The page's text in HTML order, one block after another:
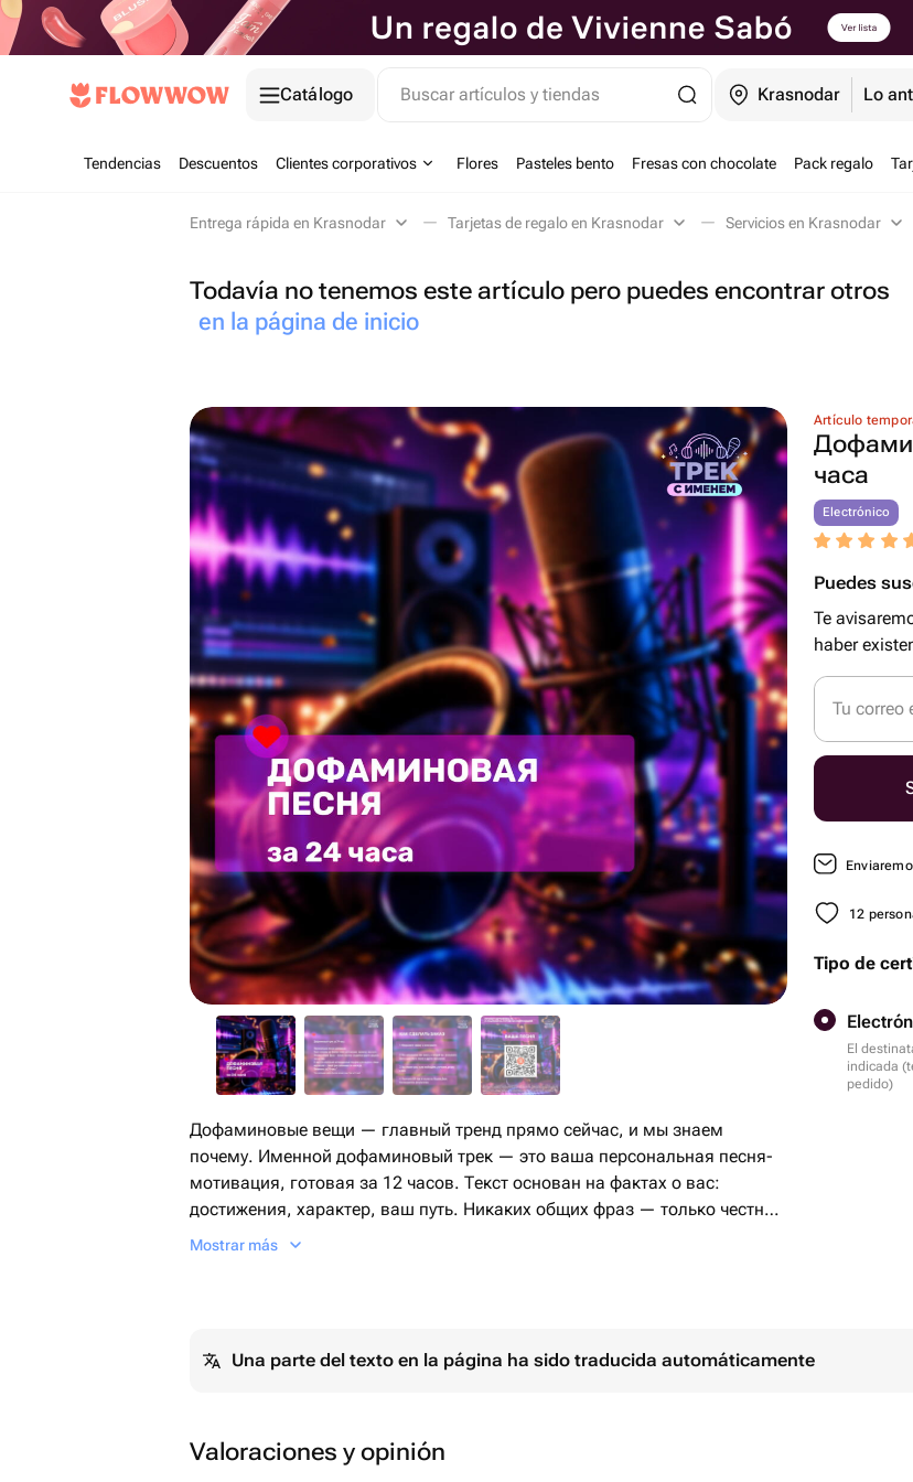
Catálogo Buscar artículos y tiendas Krasnodar Lo
Tendencias Descuentos Clientes corporativos Flores Pasteles bento Fresas con chocolate Pack regalo
Entrega rápida en Krasnodar Tarjetas de regalo en Krasnodar Servicios en Krasnodar
Todavía no tenemos este artículo pero puedes encontrar otros
en la página de inicio
Artículo
часа
Electrónico
Puedes
Te
haber
Tu correo
12
Tipo de
El
indicada
pedido)
Дофаминовые вещи — главный тренд прямо сейчас, и мы знаем
почему. Именной дофаминовый трек — это ваша персональная песня-
мотивация, готовая за 12 часов. Текст основан на фактах о вас:
достижения, характер, ваш путь. Никаких общих фраз — только честная
музыка, созданная дарить радость лично вам. Заказать можно для
1️⃣ Срок изготовления — 24 часа с момента получения всей
от задачи и формата), чтобы вы могли выбрать наиболее подходящий
Mostrar más
Una parte del texto en la página ha sido traducida automáticamente
Valoraciones y opinión